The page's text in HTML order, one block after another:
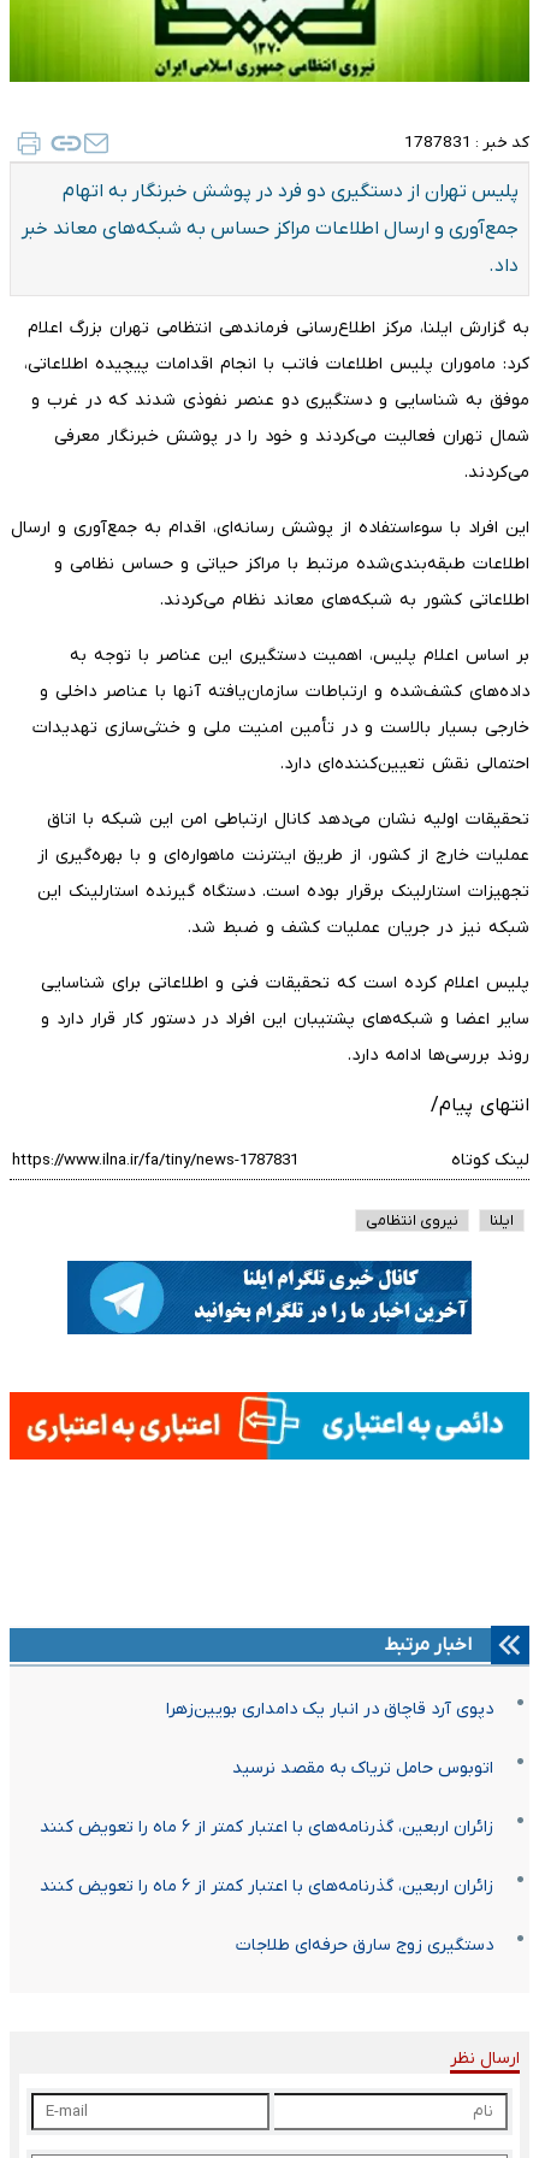
کد خبر : 1787831
پلیس تهران از دستگیری دو فرد در پوشش خبرنگار به اتهام
جمع‌آوری و ارسال اطلاعات مراکز حساس به شبکه‌های معاند خبر
داد.
به گزارش ایلنا، مرکز اطلاع‌رسانی فرماندهی انتظامی تهران بزرگ اعلام
کرد: ماموران پلیس اطلاعات فاتب با انجام اقدامات پیچیده اطلاعاتی،
موفق به شناسایی و دستگیری دو عنصر نفوذی شدند که در غرب و
شمال تهران فعالیت می‌کردند و خود را در پوشش خبرنگار معرفی
می‌کردند.
این افراد با سوءاستفاده از پوشش رسانه‌ای، اقدام به جمع‌آوری و ارسال
اطلاعات طبقه‌بندی‌شده مرتبط با مراکز حیاتی و حساس نظامی و
اطلاعاتی کشور به شبکه‌های معاند نظام می‌کردند.
بر اساس اعلام پلیس، اهمیت دستگیری این عناصر با توجه به
داده‌های کشف‌شده و ارتباطات سازمان‌یافته آنها با عناصر داخلی و
خارجی بسیار بالاست و در تأمین امنیت ملی و خنثی‌سازی تهدیدات
احتمالی نقش تعیین‌کننده‌ای دارد.
تحقیقات اولیه نشان می‌دهد کانال ارتباطی امن این شبکه با اتاق
عملیات خارج از کشور، از طریق اینترنت ماهواره‌ای و با بهره‌گیری از
تجهیزات استارلینک برقرار بوده است. دستگاه گیرنده استارلینک این
شبکه نیز در جریان عملیات کشف و ضبط شد.
پلیس اعلام کرده است که تحقیقات فنی و اطلاعاتی برای شناسایی
سایر اعضا و شبکه‌های پشتیبان این افراد در دستور کار قرار دارد و
روند بررسی‌ها ادامه دارد.
انتهای پیام/
لینک کوتاه
ایلنا نیروی انتظامی
اخبار مرتبط
دپوی آرد قاچاق در انبار یک دامداری بویین‌زهرا
اتوبوس حامل تریاک به مقصد نرسید
زائران اربعین، گذرنامه‌های با اعتبار کمتر از ۶ ماه را تعویض کنند
زائران اربعین، گذرنامه‌های با اعتبار کمتر از ۶ ماه را تعویض کنند
دستگیری زوج سارق حرفه‌ای طلاجات
ارسال نظر